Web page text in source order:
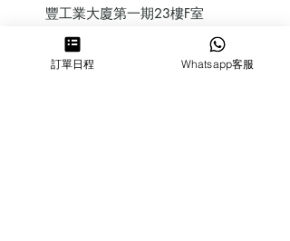
豐工業大廈第一期23樓F室
鰂魚涌店：暫時停業
訂單日程 Whatsapp客服